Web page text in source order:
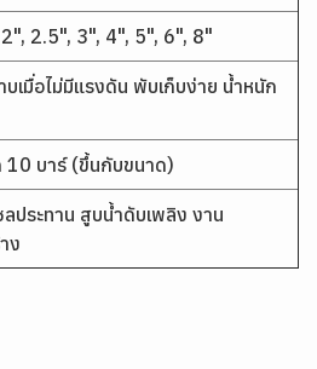
2.5", 3", 4", 5", 6", 8"
บเมื่อไม่มีแรงดัน พับเก็บง่าย น้ำหนัก
10 บาร์ (ขึ้นกับขนาด)
ลประทาน สูบน้ำดับเพลิง งาน
ง